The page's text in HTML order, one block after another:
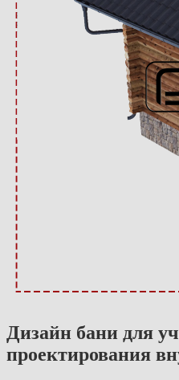
Дизайн бани для
проектирования